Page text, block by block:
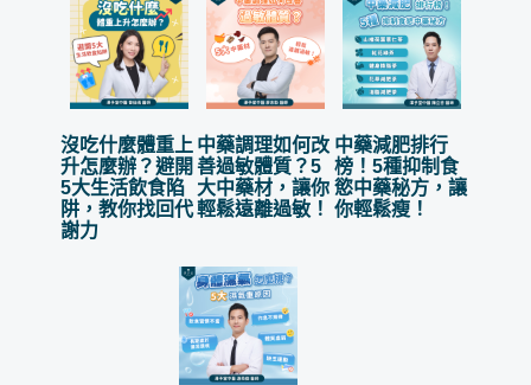
沒吃什麼體重上
升怎麼辦？避開
5大生活飲食陷
阱，教你找回代
謝力
中藥調理如何改
善過敏體質？5
大中藥材，讓你
輕鬆遠離過敏！
中藥減肥排行
榜！5種抑制食
慾中藥秘方，讓
你輕鬆瘦！